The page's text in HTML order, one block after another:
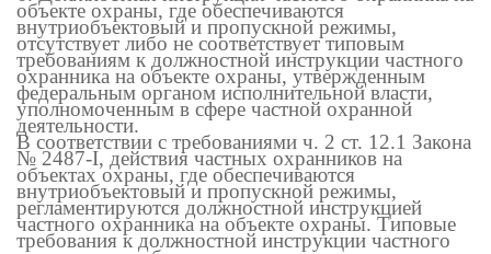
объекте охраны, где обеспечиваются
внутриобъектовый и пропускной режимы,
отсутствует либо не соответствует типовым
требованиям к должностной инструкции частного
охранника на объекте охраны, утвержденным
федеральным органом исполнительной власти,
уполномоченным в сфере частной охранной
деятельности.
В соответствии с требованиями ч. 2 ст. 12.1 Закона
№ 2487-I, действия частных охранников на
объектах охраны, где обеспечиваются
внутриобъектовый и пропускной режимы,
регламентируются должностной инструкцией
частного охранника на объекте охраны. Типовые
требования к должностной инструкции частного